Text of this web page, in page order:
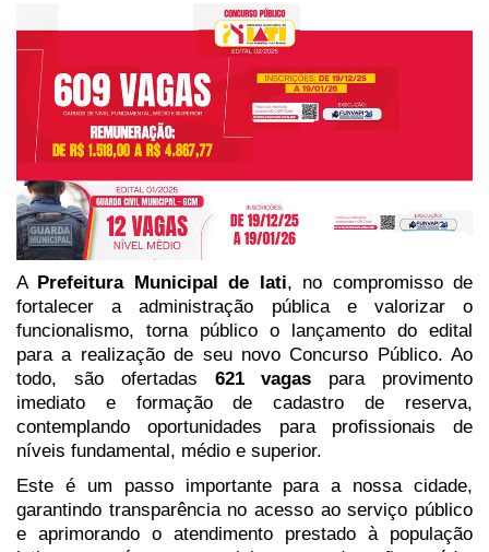
A Prefeitura Municipal de Iati, no compromisso de
fortalecer a administração pública e valorizar o
funcionalismo, torna público o lançamento do edital
para a realização de seu novo Concurso Público. Ao
todo, são ofertadas 621 vagas para provimento
imediato e formação de cadastro de reserva,
contemplando oportunidades para profissionais de
níveis fundamental, médio e superior.
Este é um passo importante para a nossa cidade,
garantindo transparência no acesso ao serviço público
e aprimorando o atendimento prestado à população